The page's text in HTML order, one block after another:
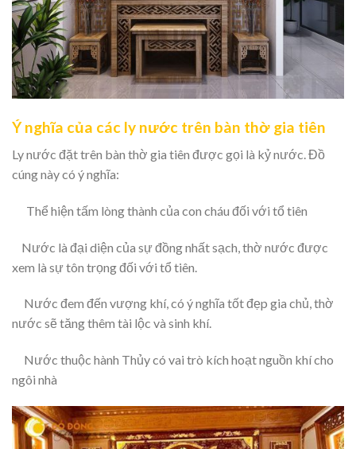
Ý nghĩa của các ly nước trên bàn thờ gia tiên
Ly nước đặt trên bàn thờ gia tiên được gọi là kỷ nước. Đồ
cúng này có ý nghĩa:
Thể hiện tấm lòng thành của con cháu đối với tổ tiên
Nước là đại diện của sự đồng nhất sạch, thờ nước được
xem là sự tôn trọng đối với tổ tiên.
Nước đem đến vượng khí, có ý nghĩa tốt đẹp gia chủ, thờ
nước sẽ tăng thêm tài lộc và sinh khí.
Nước thuộc hành Thủy có vai trò kích hoạt nguồn khí cho
ngôi nhà